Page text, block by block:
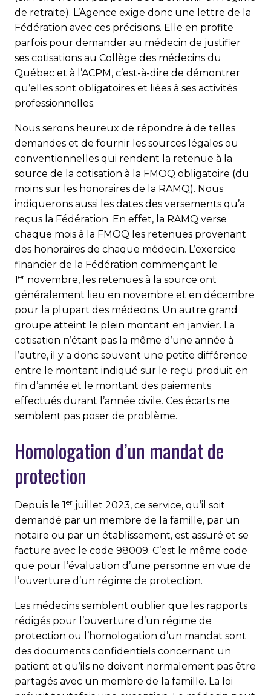
de retraite). L’Agence exige donc une lettre de la
Fédération avec ces précisions. Elle en profite
parfois pour demander au médecin de justifier
ses cotisations au Collège des médecins du
Québec et à l’ACPM, c’est-à-dire de démontrer
qu’elles sont obligatoires et liées à ses activités
professionnelles.
Nous serons heureux de répondre à de telles
demandes et de fournir les sources légales ou
conventionnelles qui rendent la retenue à la
source de la cotisation à la FMOQ obligatoire (du
moins sur les honoraires de la RAMQ). Nous
indiquerons aussi les dates des versements qu’a
reçus la Fédération. En effet, la RAMQ verse
chaque mois à la FMOQ les retenues provenant
des honoraires de chaque médecin. L’exercice
financier de la Fédération commençant le
1er novembre, les retenues à la source ont
généralement lieu en novembre et en décembre
pour la plupart des médecins. Un autre grand
groupe atteint le plein montant en janvier. La
cotisation n’étant pas la même d’une année à
l’autre, il y a donc souvent une petite différence
entre le montant indiqué sur le reçu produit en
fin d’année et le montant des paiements
effectués durant l’année civile. Ces écarts ne
semblent pas poser de problème.
Homologation d’un mandat de
protection
Depuis le 1er juillet 2023, ce service, qu’il soit
demandé par un membre de la famille, par un
notaire ou par un établissement, est assuré et se
facture avec le code 98009. C’est le même code
que pour l’évaluation d’une personne en vue de
l’ouverture d’un régime de protection.
Les médecins semblent oublier que les rapports
rédigés pour l’ouverture d’un régime de
protection ou l’homologation d’un mandat sont
des documents confidentiels concernant un
patient et qu’ils ne doivent normalement pas être
partagés avec un membre de la famille. La loi